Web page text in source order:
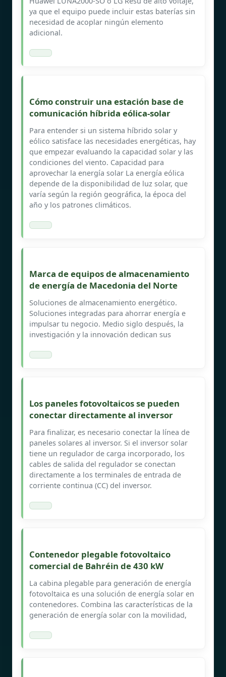
ya que el equipo puede incluir estas baterías sin
necesidad de acoplar ningún elemento
adicional.
Cómo construir una estación base de
comunicación híbrida eólica-solar
Para entender si un sistema híbrido solar y
eólico satisface las necesidades energéticas, hay
que empezar evaluando la capacidad solar y las
condiciones del viento. Capacidad para
aprovechar la energía solar La energía eólica
depende de la disponibilidad de luz solar, que
varía según la región geográfica, la época del
año y los patrones climáticos.
Marca de equipos de almacenamiento
de energía de Macedonia del Norte
Soluciones de almacenamiento energético.
Soluciones integradas para ahorrar energía e
impulsar tu negocio. Medio siglo después, la
investigación y la innovación dedican sus
Los paneles fotovoltaicos se pueden
conectar directamente al inversor
Para finalizar, es necesario conectar la línea de
paneles solares al inversor. Si el inversor solar
tiene un regulador de carga incorporado, los
cables de salida del regulador se conectan
directamente a los terminales de entrada de
corriente continua (CC) del inversor.
Contenedor plegable fotovoltaico
comercial de Bahréin de 430 kW
La cabina plegable para generación de energía
fotovoltaica es una solución de energía solar en
contenedores. Combina las características de la
generación de energía solar con la movilidad,